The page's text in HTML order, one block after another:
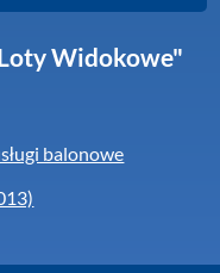
Widokowe"
balonowe